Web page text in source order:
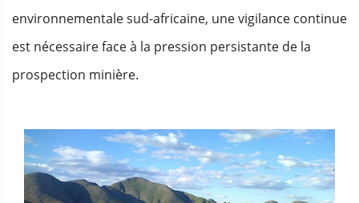
environnementale sud-africaine, une vigilance continue
est nécessaire face à la pression persistante de la
prospection minière.